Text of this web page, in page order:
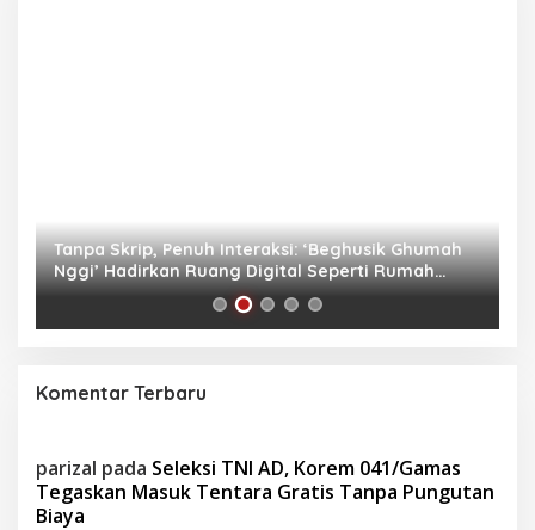
Tanpa Skrip, Penuh Interaksi: ‘Beghusik Ghumah
Nggi’ Hadirkan Ruang Digital Seperti Rumah
Sendiri
Komentar Terbaru
parizal pada Seleksi TNI AD, Korem 041/Gamas
Tegaskan Masuk Tentara Gratis Tanpa Pungutan
Biaya